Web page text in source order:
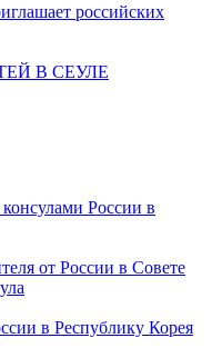
российских
В СЕУЛЕ
России в
от России в Совете
в Республику Корея